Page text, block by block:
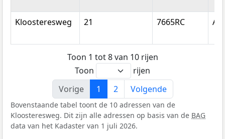
Kloosteresweg 21 7665RC
Toon 1 tot 8 van 10 rijen
Toon
rijen
Vorige
1 2 Volgende
Bovenstaande tabel toont de 10 adressen van de
Kloosteresweg. Dit zijn alle adressen op basis van de BAG
data van het Kadaster van 1 juli 2026.